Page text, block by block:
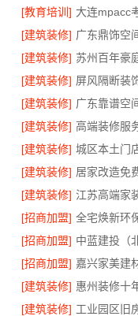
[教育培训] 大连mpacc
[建筑装修]
[建筑装修]
[建筑装修]
[建筑装修]
[建筑装修]
[建筑装修]
[建筑装修] 居家改造免
[建筑装修] 江苏高端家
[招商加盟]
[招商加盟]
[招商加盟] 嘉兴家美建
[建筑装修] 惠州装修十
[建筑装修]